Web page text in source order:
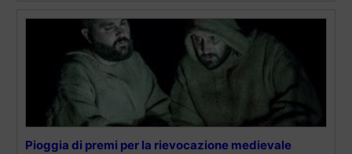
Pioggia di premi per la rievocazione medievale